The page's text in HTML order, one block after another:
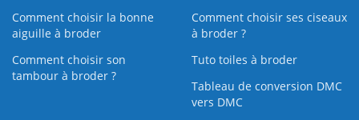
Comment choisir la bonne
aiguille à broder
Comment choisir ses ciseaux
à broder ?
Comment choisir son
tambour à broder ?
Tuto toiles à broder
Tableau de conversion DMC
vers DMC